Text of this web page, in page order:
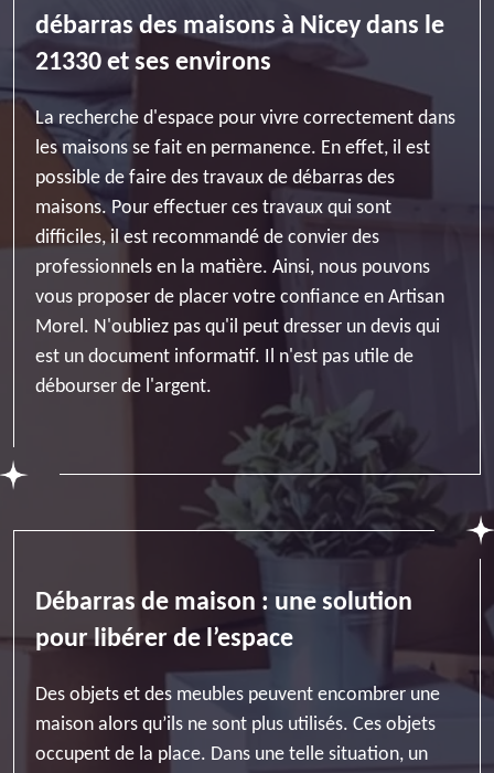
débarras des maisons à Nicey dans le
21330 et ses environs
La recherche d'espace pour vivre correctement dans
les maisons se fait en permanence. En effet, il est
possible de faire des travaux de débarras des
maisons. Pour effectuer ces travaux qui sont
difficiles, il est recommandé de convier des
professionnels en la matière. Ainsi, nous pouvons
vous proposer de placer votre confiance en Artisan
Morel. N'oubliez pas qu'il peut dresser un devis qui
est un document informatif. Il n'est pas utile de
débourser de l'argent.
Débarras de maison : une solution
pour libérer de l’espace
Des objets et des meubles peuvent encombrer une
maison alors qu’ils ne sont plus utilisés. Ces objets
occupent de la place. Dans une telle situation, un